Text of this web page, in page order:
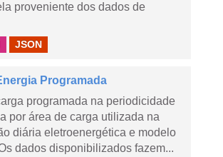
proveniente dos dados de
JSON
Programada
programada na periodicidade
por área de carga utilizada na
diária eletroenergética e modelo
dados disponibilizados fazem...